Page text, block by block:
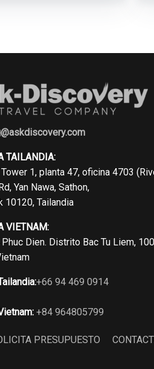
TAILANDIA:
Tower 1, planta 47, oficina 4703
Yan Nawa, Sathon,
10120, Tailandia
VIETNAM:
Phuc Dien. Distrito Bac Tu Liem,
+66 94 469 0914
+84 964805799
PRESUPUESTO